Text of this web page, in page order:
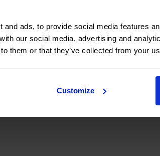
and ads, to provide social media features
our social media, advertising and
them or that they’ve collected from your
Customize